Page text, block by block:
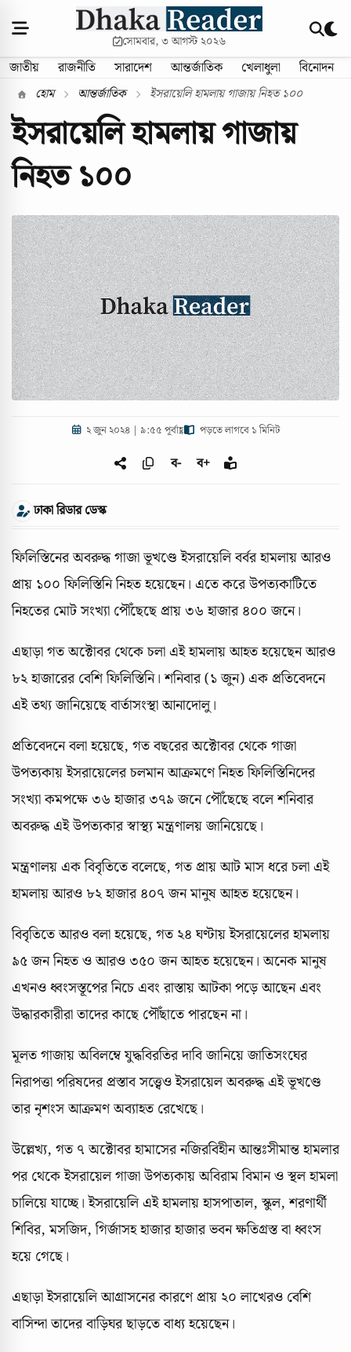
সোমবার, ৩ আগস্ট ২০২৬
জাতীয় রাজনীতি সারাদেশ আন্তর্জাতিক খেলাধুলা বিনোদন
হোম আন্তর্জাতিক ইসরায়েলি হামলায় গাজায় নিহত ১০০
ইসরায়েলি হামলায় গাজায়
নিহত ১০০
২ জুন ২০২৪ | ৯:৫৫ পূর্বাহ্ণ পড়তে লাগবে ১ মিনিট
ব- ব+
ঢাকা রিডার ডেস্ক
ফিলিস্তিনের অবরুদ্ধ গাজা ভূখণ্ডে ইসরায়েলি বর্বর হামলায় আরও
প্রায় ১০০ ফিলিস্তিনি নিহত হয়েছেন। এতে করে উপত্যকাটিতে
নিহতের মোট সংখ্যা পৌঁছেছে প্রায় ৩৬ হাজার ৪০০ জনে।
এছাড়া গত অক্টোবর থেকে চলা এই হামলায় আহত হয়েছেন আরও
৮২ হাজারের বেশি ফিলিস্তিনি। শনিবার (১ জুন) এক প্রতিবেদনে
এই তথ্য জানিয়েছে বার্তাসংস্থা আনাদোলু।
প্রতিবেদনে বলা হয়েছে, গত বছরের অক্টোবর থেকে গাজা
উপত্যকায় ইসরায়েলের চলমান আক্রমণে নিহত ফিলিস্তিনিদের
সংখ্যা কমপক্ষে ৩৬ হাজার ৩৭৯ জনে পৌঁছেছে বলে শনিবার
অবরুদ্ধ এই উপত্যকার স্বাস্থ্য মন্ত্রণালয় জানিয়েছে।
মন্ত্রণালয় এক বিবৃতিতে বলেছে, গত প্রায় আট মাস ধরে চলা এই
হামলায় আরও ৮২ হাজার ৪০৭ জন মানুষ আহত হয়েছেন।
বিবৃতিতে আরও বলা হয়েছে, গত ২৪ ঘণ্টায় ইসরায়েলের হামলায়
৯৫ জন নিহত ও আরও ৩৫০ জন আহত হয়েছেন। অনেক মানুষ
এখনও ধ্বংসস্তূপের নিচে এবং রাস্তায় আটকা পড়ে আছেন এবং
উদ্ধারকারীরা তাদের কাছে পৌঁছাতে পারছেন না।
মূলত গাজায় অবিলম্বে যুদ্ধবিরতির দাবি জানিয়ে জাতিসংঘের
নিরাপত্তা পরিষদের প্রস্তাব সত্ত্বেও ইসরায়েল অবরুদ্ধ এই ভূখণ্ডে
তার নৃশংস আক্রমণ অব্যাহত রেখেছে।
উল্লেখ্য, গত ৭ অক্টোবর হামাসের নজিরবিহীন আন্তঃসীমান্ত হামলার
পর থেকে ইসরায়েল গাজা উপত্যকায় অবিরাম বিমান ও স্থল হামলা
চালিয়ে যাচ্ছে। ইসরায়েলি এই হামলায় হাসপাতাল, স্কুল, শরণার্থী
শিবির, মসজিদ, গির্জাসহ হাজার হাজার ভবন ক্ষতিগ্রস্ত বা ধ্বংস
হয়ে গেছে।
এছাড়া ইসরায়েলি আগ্রাসনের কারণে প্রায় ২০ লাখেরও বেশি
বাসিন্দা তাদের বাড়িঘর ছাড়তে বাধ্য হয়েছেন।